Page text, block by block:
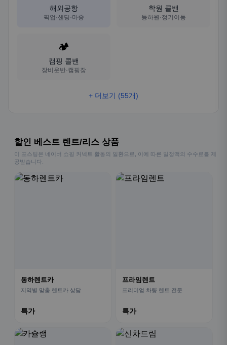
해외공항
픽업·샌딩·마중
학원 콜밴
등하원·정기이동
🏕️
캠핑 콜밴
장비운반·캠핑장
+ 더보기 (55개)
할인 베스트 렌트/리스 상품
이 포스팅은 네이버 쇼핑 커넥트 활동의 일환으로, 이에 따른 일정액의 수수료를 제
공받습니다.
동하렌트카
지역별 맞춤 렌트카 상담
특가
프라임렌트
프리미엄 차량 렌트 전문
특가